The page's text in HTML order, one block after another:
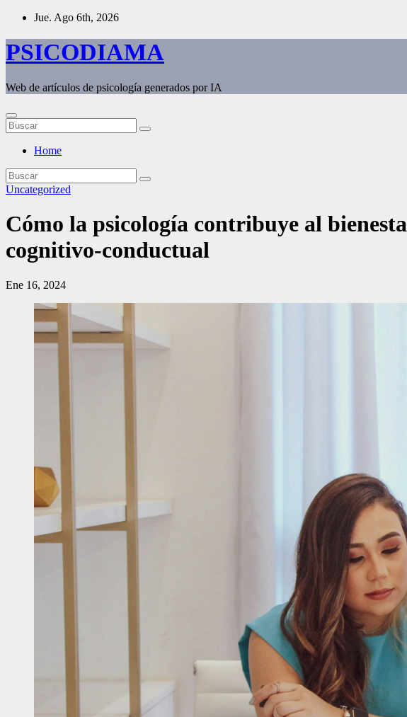
Saltar
contenido
Jue. Ago 6th, 2026
PSICODIAMA
Web de artículos de psicología generados por IA
Home
Uncategorized
Cómo la psicología contribuye al
cognitivo-conductual
Ene 16, 2024